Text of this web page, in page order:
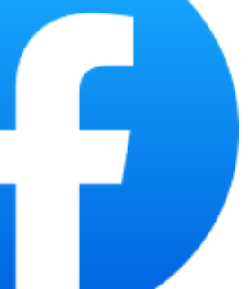
1 cổng DisplayPort và 1 cổng VGA,
kết nối với các thiết bị ngoại vi khác
và các thiết bị lưu trữ. Điều này giúp
trở nên thuận tiện hơn và nâng cao
với chi phí bỏ ra
tính để bàn Lenovo ThinkCentre Neo
đến giá trị cao cho các doanh nghiệp
chọn tiết kiệm mà vẫn đảm bảo hiệu
cho công việc hàng ngày. Việc đầu tư
chỉ giúp doanh nghiệp tiết kiệm chi phí
chi phí bảo trì trong dài hạn.